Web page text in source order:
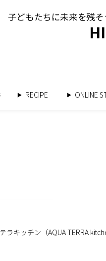
子どもたちに未来を残
RECIPE ONLINE
ラキッチン（AQUA TERRA